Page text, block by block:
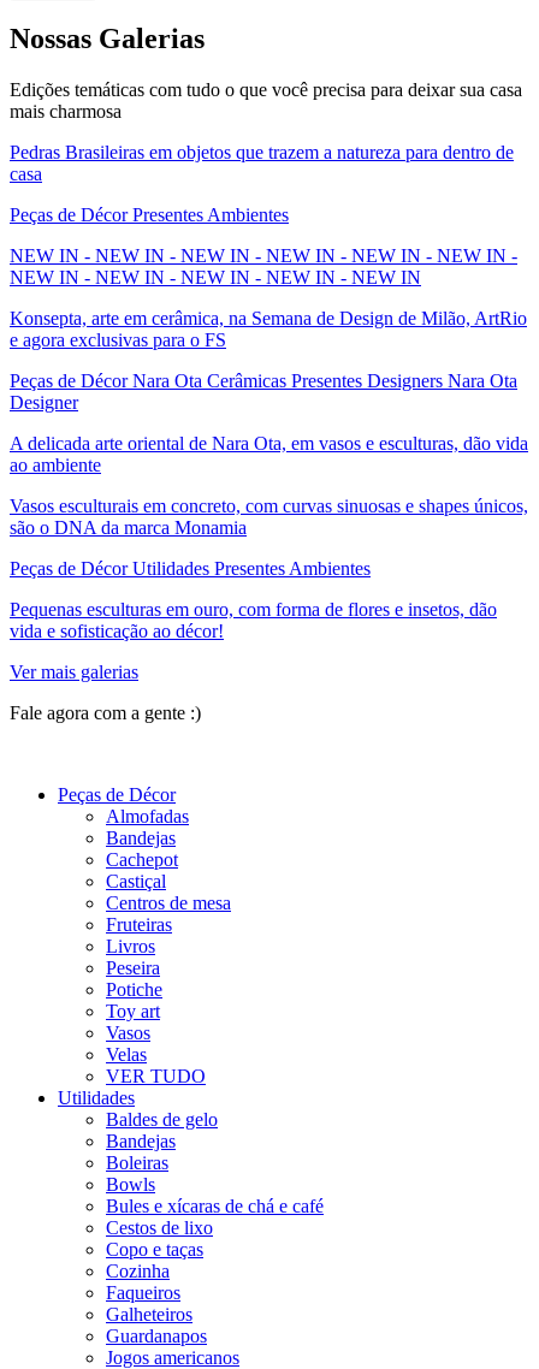
Nossas Galerias
Edições temáticas com tudo o que você precisa para deixar sua casa
mais charmosa
Pedras Brasileiras em objetos que trazem a natureza para dentro de
casa
Peças de Décor Presentes Ambientes
NEW IN - NEW IN - NEW IN - NEW IN - NEW IN - NEW IN -
NEW IN - NEW IN - NEW IN - NEW IN - NEW IN
Konsepta, arte em cerâmica, na Semana de Design de Milão, ArtRio
e agora exclusivas para o FS
Peças de Décor Nara Ota Cerâmicas Presentes Designers Nara Ota
Designer
A delicada arte oriental de Nara Ota, em vasos e esculturas, dão vida
ao ambiente
Vasos esculturais em concreto, com curvas sinuosas e shapes únicos,
são o DNA da marca Monamia
Peças de Décor Utilidades Presentes Ambientes
Pequenas esculturas em ouro, com forma de flores e insetos, dão
vida e sofisticação ao décor!
Ver mais galerias
Fale agora com a gente :)
Peças de Décor
Almofadas
Bandejas
Cachepot
Castiçal
Centros de mesa
Fruteiras
Livros
Peseira
Potiche
Toy art
Vasos
Velas
VER TUDO
Utilidades
Baldes de gelo
Bandejas
Boleiras
Bowls
Bules e xícaras de chá e café
Cestos de lixo
Copo e taças
Cozinha
Faqueiros
Galheteiros
Guardanapos
Jogos americanos